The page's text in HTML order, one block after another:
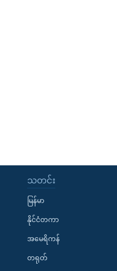
သတင်း
မြန်မာ
နိုင်ငံတကာ
အမေရိကန်
တရုတ်